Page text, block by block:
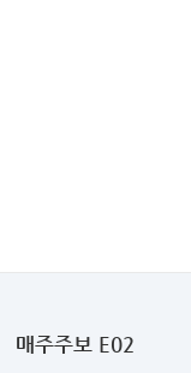
매주주보 E02